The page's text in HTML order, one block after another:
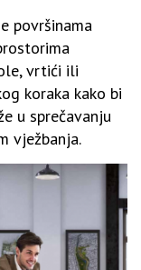
površinama
vrtići ili
koraka kako bi
u sprečavanju
vježbanja.